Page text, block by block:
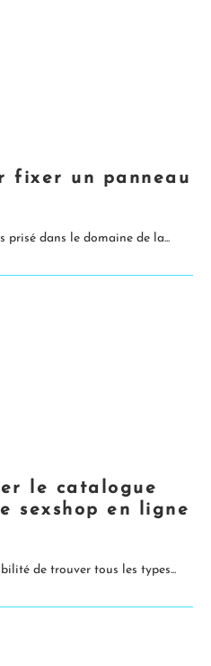
fixer un panneau
dans le domaine de la...
le catalogue
sexshop en ligne
de trouver tous les types...